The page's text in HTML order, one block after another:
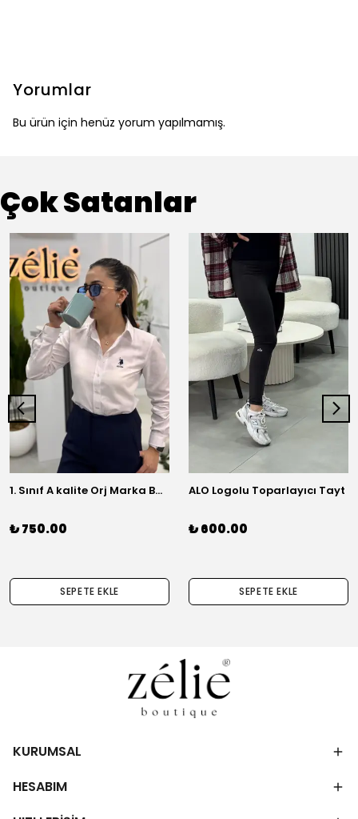
Yorumlar
Bu ürün için henüz yorum yapılmamış.
Çok Satanlar
1. Sınıf A kalite Orj Marka Basic Gömlek
₺ 750.00
SEPETE EKLE
ALO Logolu Toparlayıcı Tayt
₺ 600.00
SEPETE EKLE
KURUMSAL
HESABIM